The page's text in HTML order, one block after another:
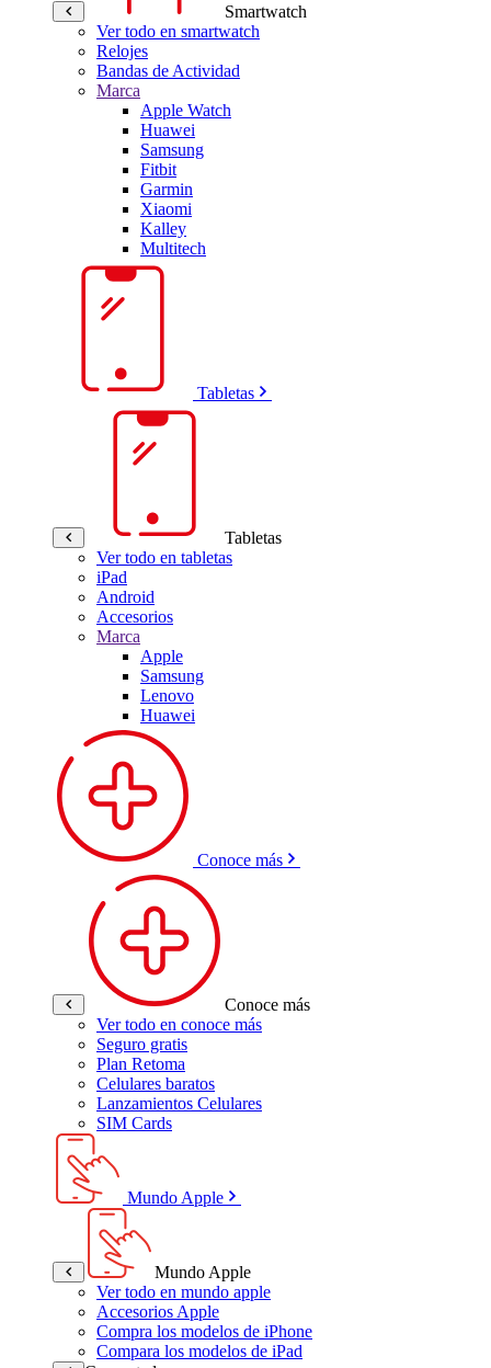
Smartwatch
Ver todo en smartwatch
Relojes
Bandas de Actividad
Marca
Apple Watch
Huawei
Samsung
Fitbit
Garmin
Xiaomi
Kalley
Multitech
Tabletas
Tabletas
Ver todo en tabletas
iPad
Android
Accesorios
Marca
Apple
Samsung
Lenovo
Huawei
Conoce más
Conoce más
Ver todo en conoce más
Seguro gratis
Plan Retoma
Celulares baratos
Lanzamientos Celulares
SIM Cards
Mundo Apple
Mundo Apple
Ver todo en mundo apple
Accesorios Apple
Compra los modelos de iPhone
Compara los modelos de iPad